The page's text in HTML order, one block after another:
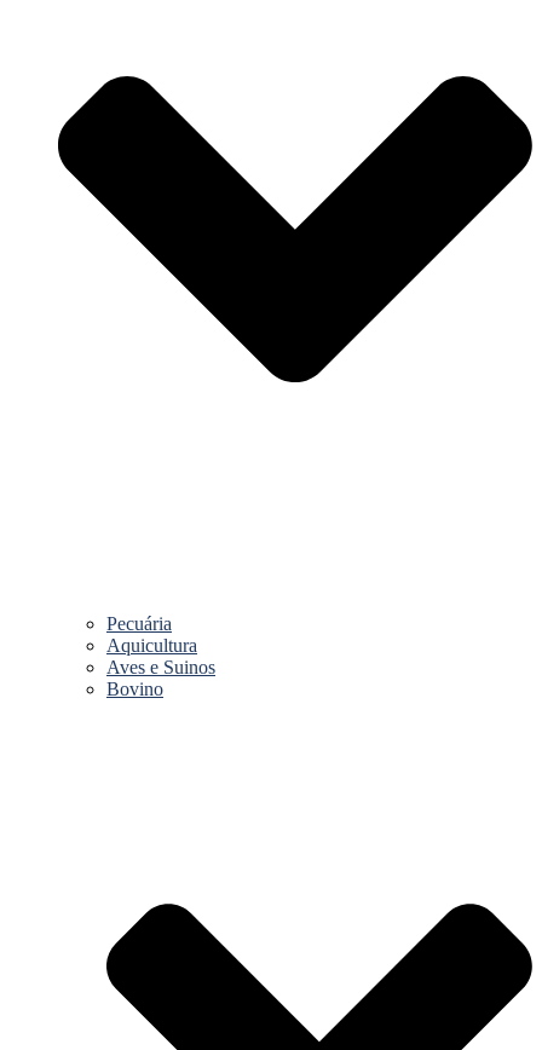
Pecuária
Aquicultura
Aves e Suinos
Bovino